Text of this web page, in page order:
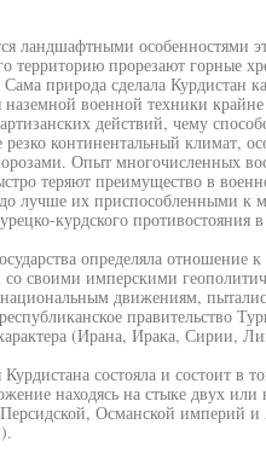
ландшафтными особенностями
прорезают горные
природа сделала Курдистан
военной техники
действий, чему
континентальный климат,
Опыт многочисленных
теряют преимущество в
лучше их приспособленными к
курдского противостояния
определяла отношение
своими имперскими
движениям,
правительство
(Ирана, Ирака, Сирии,
состояла и состоит в
находясь на стыке двух или
Османской империй и